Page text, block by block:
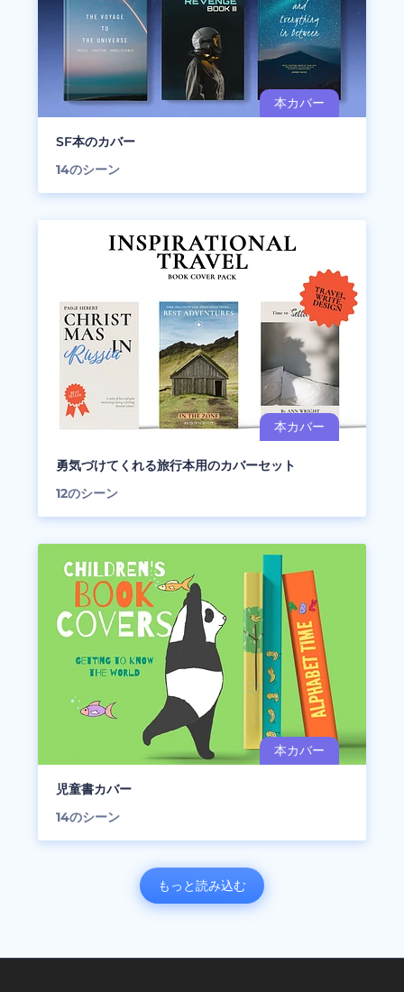
SF本のカバー
14のシーン
勇気づけてくれる旅行本用のカバーセット
12のシーン
児童書カバー
14のシーン
もっと読み込む